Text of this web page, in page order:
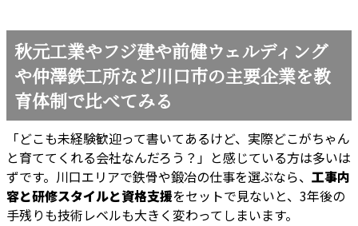
秋元工業やフジ建や前健ウェルディング
や仲澤鉄工所など川口市の主要企業を教
育体制で比べてみる
「どこも未経験歓迎って書いてあるけど、実際どこがちゃん
と育ててくれる会社なんだろう？」と感じている方は多いは
ずです。川口エリアで鉄骨や鍛冶の仕事を選ぶなら、 工事内
容と研修スタイルと資格支援をセットで見ないと、3年後の
手残りも技術レベルも大きく変わってしまいます。